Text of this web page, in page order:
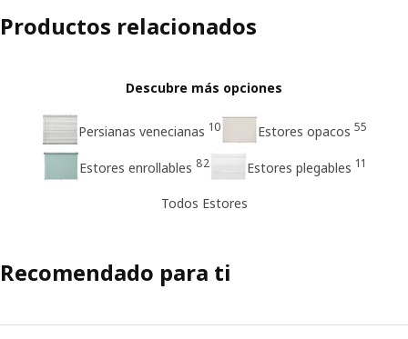
Productos relacionados
Descubre más opciones
Persianas venecianas 10 Estores opacos 55
Estores enrollables 82 Estores plegables 11
Todos Estores
Recomendado para ti